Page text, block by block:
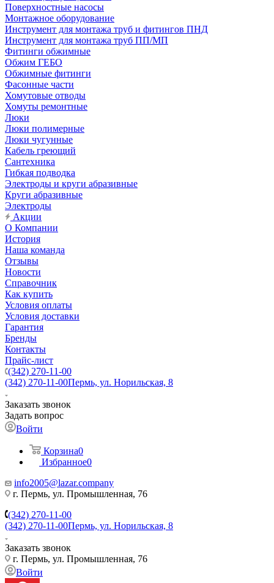
Поверхностные насосы
Монтажное оборудование
Инструмент для монтажа труб и фитингов ПНД
Инструмент для монтажа труб ПП/МП
Фитинги обжимные
Обжим ГЕБО
Обжимные фитинги
Фасонные части
Хомутовые отводы
Хомуты ремонтные
Люки
Люки полимерные
Люки чугунные
Кабель греющий
Сантехника
Гибкая подводка
Электроды и круги абразивные
Круги абразивные
Электроды
Акции
О Компании
История
Наша команда
Отзывы
Новости
Справочник
Как купить
Условия оплаты
Условия доставки
Гарантия
Бренды
Контакты
Прайс-лист
(342) 270-11-00
(342) 270-11-00Пермь, ул. Норильская, 8
Заказать звонок
Задать вопрос
Войти
Корзина0
Избранное0
info2005@lazar.company
г. Пермь, ул. Промышленная, 76
(342) 270-11-00
(342) 270-11-00Пермь, ул. Норильская, 8
Заказать звонок
г. Пермь, ул. Промышленная, 76
Войти